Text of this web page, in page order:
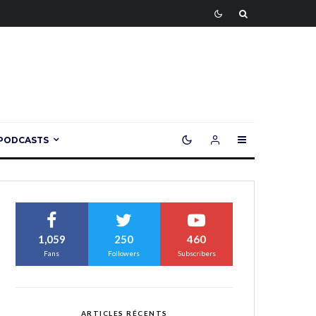
1,059
Fans
250
Followers
460
Subscribers
ARTICLES RÉCENTS